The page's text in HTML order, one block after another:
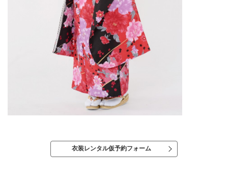
衣装レンタル仮予約フォーム